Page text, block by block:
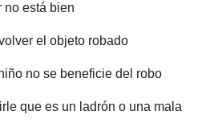
no está bien
el objeto robado
no se beneficie del robo
que es un ladrón o una mala